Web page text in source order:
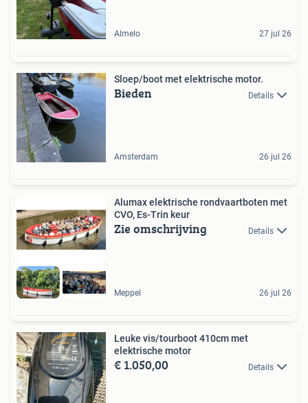
Almelo 27 jul 26
Sloep/boot met elektrische motor.
Bieden Details
Amsterdam 26 jul 26
Alumax elektrische rondvaartboten met
CVO, Es-Trin keur
Zie omschrijving Details
Meppel 26 jul 26
Leuke vis/tourboot 410cm met
elektrische motor
€ 1.050,00 Details